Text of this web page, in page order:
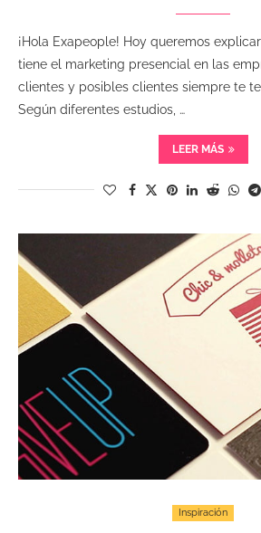
¡Hola Exapeople! Hoy queremos
tiene el marketing presencial en las
clientes y posibles clientes siempre te
Según diferentes estudios, …
LEER MÁS
Inspiración